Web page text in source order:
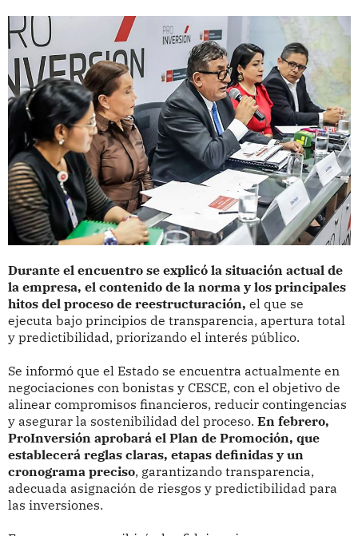
Durante el encuentro se explicó la situación actual de
la empresa, el contenido de la norma y los principales
hitos del proceso de reestructuración, el que se
ejecuta bajo principios de transparencia, apertura total
y predictibilidad, priorizando el interés público.
Se informó que el Estado se encuentra actualmente en
negociaciones con bonistas y CESCE, con el objetivo de
alinear compromisos financieros, reducir contingencias
y asegurar la sostenibilidad del proceso. En febrero,
ProInversión aprobará el Plan de Promoción, que
establecerá reglas claras, etapas definidas y un
cronograma preciso, garantizando transparencia,
adecuada asignación de riesgos y predictibilidad para
las inversiones.